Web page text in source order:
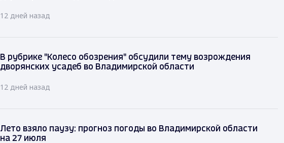
12 дней назад
В рубрике "Колесо обозрения" обсудили тему возрождения
дворянских усадеб во Владимирской области
12 дней назад
Лето взяло паузу: прогноз погоды во Владимирской области
на 27 июля